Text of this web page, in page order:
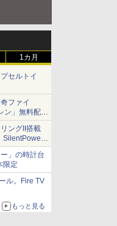
1カ月
セルトイ
ファイ
ン」無料配信
ングII搭載
SilentPower
」の時計台
限定
ル。Fire TV
もっと見る